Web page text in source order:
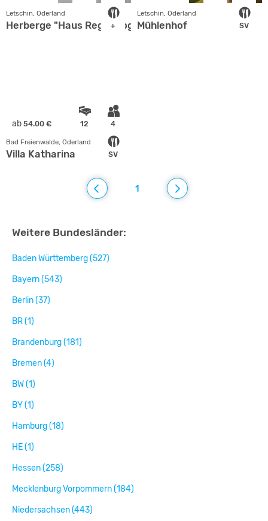
+
Letschin, Oderland
Herberge "Haus Regenbogen" SV
Letschin, Oderland
Mühlenhof
ab 54.00 € 12 4
SV
Bad Freienwalde, Oderland
Villa Katharina
1
Weitere Bundesländer:
Baden Württemberg (527)
Bayern (543)
Berlin (37)
BR (1)
Brandenburg (181)
Bremen (4)
BW (1)
BY (1)
Hamburg (18)
HE (1)
Hessen (258)
Mecklenburg Vorpommern (184)
Niedersachsen (443)